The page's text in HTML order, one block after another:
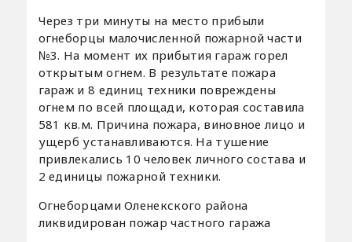
Через три минуты на место прибыли
огнеборцы малочисленной пожарной части
№3. На момент их прибытия гараж горел
открытым огнем. В результате пожара
гараж и 8 единиц техники повреждены
огнем по всей площади, которая составила
581 кв.м. Причина пожара, виновное лицо и
ущерб устанавливаются. На тушение
привлекались 10 человек личного состава и
2 единицы пожарной техники.
Огнеборцами Оленекского района
ликвидирован пожар частного гаража